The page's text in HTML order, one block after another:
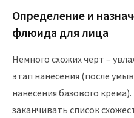
Определение и
флюида для лица
Немного схожих черт –
этап нанесения (после
нанесения базового
заканчивать список